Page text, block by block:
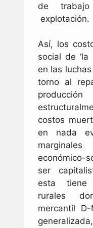
de
explotación.
Así, los
social de ‘la
en las
torno al
costos
en nada
económico-
ser
esta tiene
rurales
mercantil